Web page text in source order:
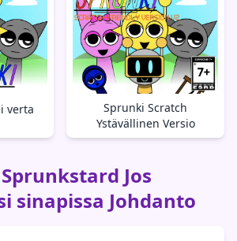
verta
Sprunki Scratch
Ystävällinen Versio
Jos
sinapissa Johdanto